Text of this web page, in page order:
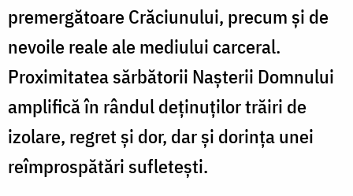
premergătoare Crăciunului, precum și de
nevoile reale ale mediului carceral.
Proximitatea sărbătorii Nașterii Domnului
amplifică în rândul deținuților trăiri de
izolare, regret și dor, dar și dorința unei
reîmprospătări sufletești.